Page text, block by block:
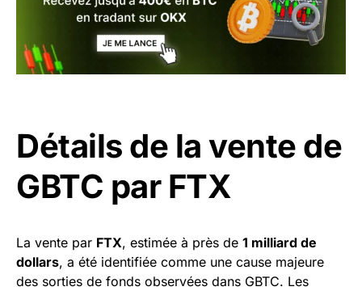
Détails de la vente de
GBTC par FTX
La vente par FTX, estimée à près de 1 milliard de
dollars, a été identifiée comme une cause majeure
des sorties de fonds observées dans GBTC. Les